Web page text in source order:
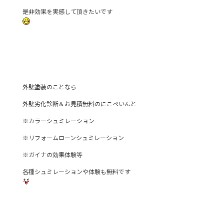
是非効果を実感して頂きたいです
外壁塗装のことなら
外壁劣化診断＆お見積無料のにこぺいんと
※カラーシュミレーション
※リフォームローンシュミレーション
※ガイナの効果体験等
各種シュミレーションや体験も無料です